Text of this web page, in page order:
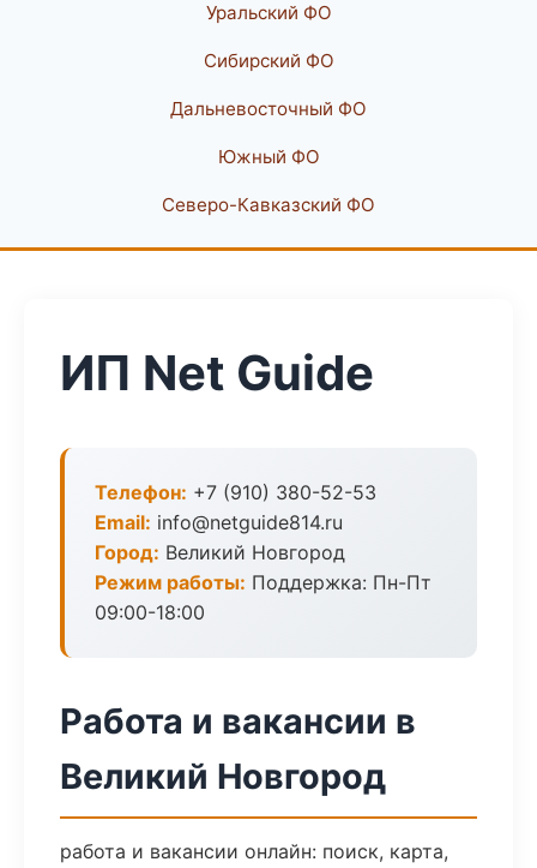
Уральский ФО
Сибирский ФО
Дальневосточный ФО
Южный ФО
Северо-Кавказский ФО
ИП Net Guide
Телефон: +7 (910) 380-52-53
Email: info@netguide814.ru
Город: Великий Новгород
Режим работы: Поддержка: Пн-Пт
09:00-18:00
Работа и вакансии в
Великий Новгород
работа и вакансии онлайн: поиск, карта,